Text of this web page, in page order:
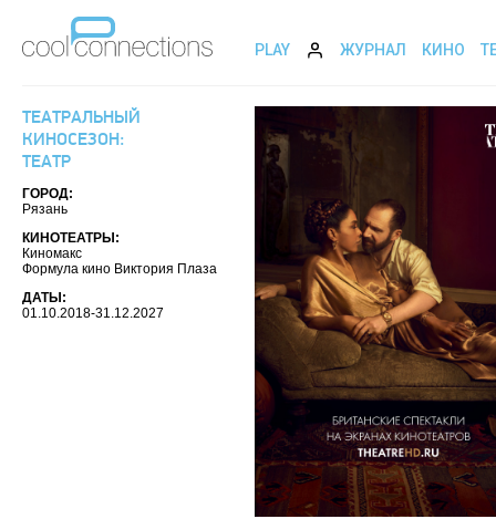
PLAY ЖУРНАЛ КИНО
ТЕАТРАЛЬНЫЙ
КИНОСЕЗОН:
ТЕАТР
ГОРОД:
Рязань
КИНОТЕАТРЫ:
Киномакс
Формула кино Виктория Плаза
ДАТЫ:
01.10.2018-31.12.2027